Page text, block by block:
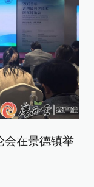
会在景德镇举